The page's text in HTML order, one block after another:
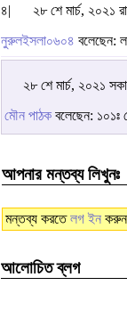
৪| ২৮ শে মার্চ, ২০২১
নুরুলইসলা০৬০৪ বলেছেন:
২৮ শে মার্চ, ২০২১
মৌন পাঠক বলেছেন: ১০১ঃ
আপনার মন্তব্য লিখুনঃ
মন্তব্য করতেলগ ইন করুন
আলোচিত ব্লগ